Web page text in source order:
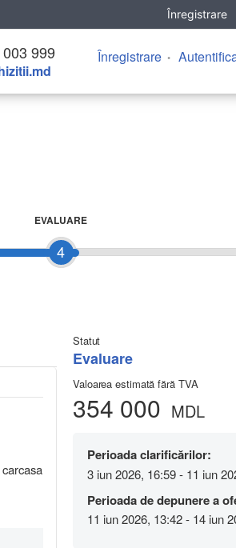
Înregistrare
999 Înregistrare
4
EVALUARE
Statut
Evaluare
Valoarea estimată fără TVA
354 000 MDL
Perioada clarificărilor:
3 iun 2026, 16:59 - 11 iun
Perioada de depunere a
11 iun 2026, 13:42 - 14 iun